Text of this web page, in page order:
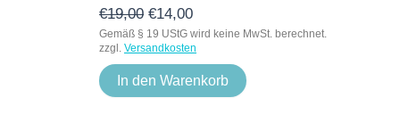
€19,00 €14,00
Gemäß § 19 UStG wird keine MwSt. berechnet.
zzgl. Versandkosten
In den Warenkorb